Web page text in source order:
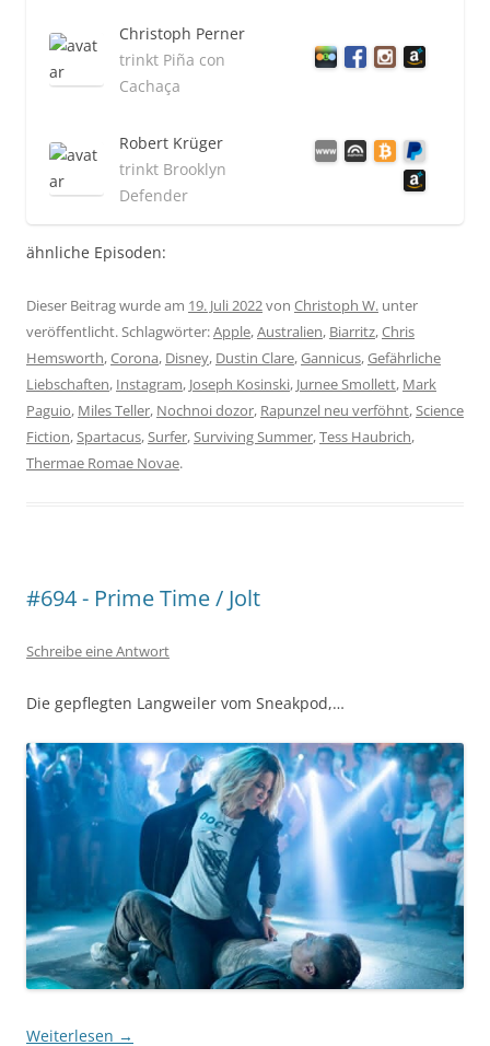
Christoph Perner
trinkt Piña con
Cachaça
Robert Krüger
trinkt Brooklyn
Defender
ähnliche Episoden:
Dieser Beitrag wurde am 19. Juli 2022von Christoph W. unter
veröffentlicht. Schlagwörter:Apple,Australien, Biarritz,Chris
Hemsworth,Corona, Disney, Dustin Clare,Gannicus,Gefährliche
Liebschaften, Instagram, Joseph Kosinski, Jurnee Smollett, Mark
Paguio, Miles Teller, Nochnoi dozor, Rapunzel neu verföhnt,Science
Fiction,Spartacus,Surfer,Surviving Summer,Tess Haubrich,
Thermae Romae Novae.
#694 - Prime Time / Jolt
Schreibe eine Antwort
Die gepflegten Langweiler vom Sneakpod,…
Weiterlesen →